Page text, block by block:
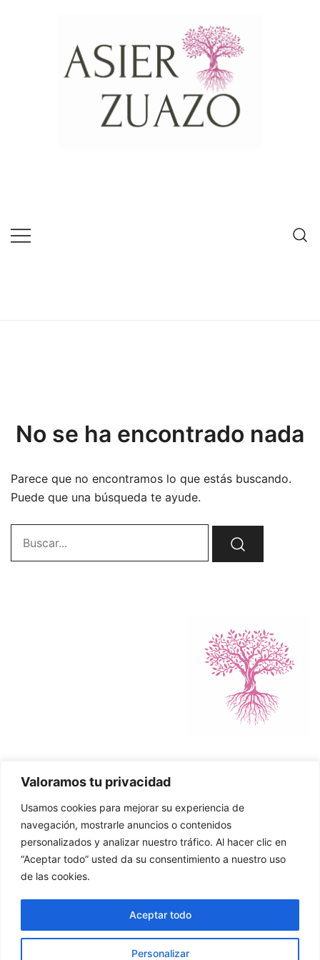
Valoramos tu privacidad
Usamos cookies para mejorar su experiencia de
navegación, mostrarle anuncios o contenidos
personalizados y analizar nuestro tráfico. Al hacer clic en
“Aceptar todo” usted da su consentimiento a nuestro uso
de las cookies.
Personalizar
Aceptar todo
No se ha encontrado nada
Parece que no encontramos lo que estás buscando.
Puede que una búsqueda te ayude.
Política de Cookies
Política de Privacidad
© 2026 Asier Zuazo. Página creada por MJG Social
Media